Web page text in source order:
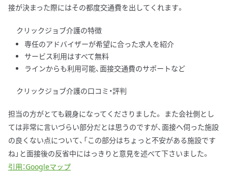
接が決まった際にはその都度交通費を出してくれます。
クリックジョブ介護の特徴
専任のアドバイザーが希望に合った求人を紹介
サービス利用はすべて無料
ラインからも利用可能、面接交通費のサポートなど
クリックジョブ介護の口コミ・評判
担当の方がとても親身になってくださりました。 また会社側とし
ては非常に言いづらい部分だとは思うのですが、面接へ伺った施設
の良くない点について、「この部分はちょっと不安がある施設です
ね」と面接後の反省中にはっきりと意見を述べて下さいました。
引用：Googleマップ